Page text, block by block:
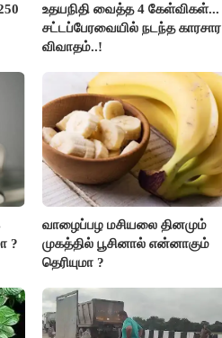
உதயநிதி வைத்த 4 கேள்விகள்...
சட்டப்பேரவையில் நடந்த காரசார
விவாதம்..!
?
வாழைப்பழ மசியலை தினமும்
முகத்தில் பூசினால் என்னாகும்
தெரியுமா ?